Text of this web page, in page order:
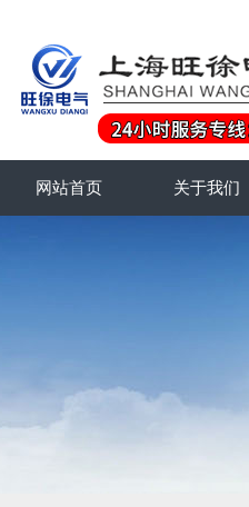
网站首页 关于我们